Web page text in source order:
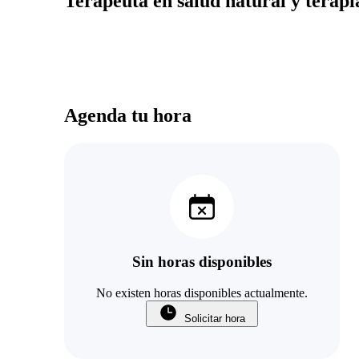
Agenda tu hora
Sin horas disponibles
No existen horas disponibles actualmente.
Solicitar hora